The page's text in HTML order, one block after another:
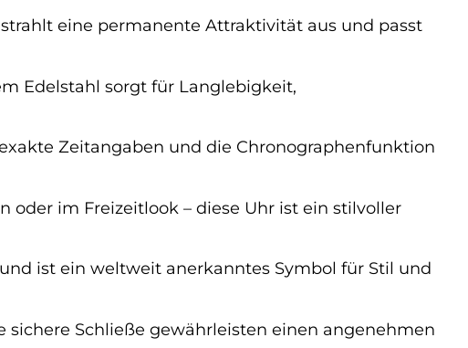
eine permanente Attraktivität aus und passt
Edelstahl sorgt für Langlebigkeit,
Zeitangaben und die Chronographenfunktion
oder im Freizeitlook – diese Uhr ist ein stilvoller
ist ein weltweit anerkanntes Symbol für Stil und
Schließe gewährleisten einen angenehmen